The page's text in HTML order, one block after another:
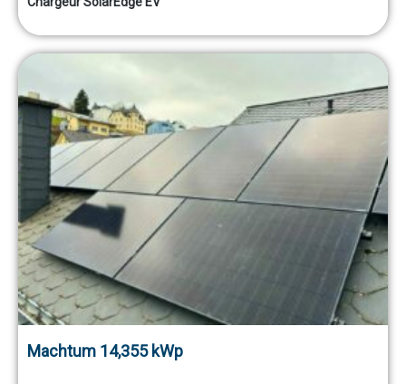
Machtum 14,355 kWp